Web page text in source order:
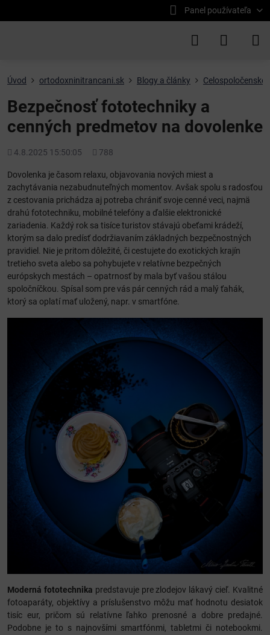
Panel používateľa
Úvod ortodoxninitrancani.sk Blogy a články Celospoločenské
Bezpečnosť fototechniky a
cenných predmetov na dovolenke
Pridané
4.8.2025 15:50:05
Počet
788
Dovolenka je časom relaxu, objavovania nových miest a
zachytávania nezabudnuteľných momentov. Avšak spolu s radosťou
z cestovania prichádza aj potreba chrániť svoje cenné veci, najmä
drahú fototechniku, mobilné telefóny a ďalšie elektronické
zariadenia. Každý rok sa tisíce turistov stávajú obeťami krádeží,
ktorým sa dalo predísť dodržiavaním základných bezpečnostných
pravidiel. Nie je pritom dôležité, či cestujete do exotických krajín
tretieho sveta alebo sa pohybujete v relatívne bezpečných
európskych mestách – opatrnosť by mala byť vašou stálou
spoločníčkou. Spísal som pre vás pár cenných rád a malý ťahák,
ktorý sa oplatí mať uložený, napr. v smartfóne.
Moderná fototechnika predstavuje pre zlodejov lákavý cieľ. Kvalitné
fotoaparáty, objektívy a príslušenstvo môžu mať hodnotu desiatok
tisíc eur, pričom sú relatívne ľahko prenosné a dobre predajné.
Podobne je to s najnovšími smartfónmi, tabletmi či notebookmi.